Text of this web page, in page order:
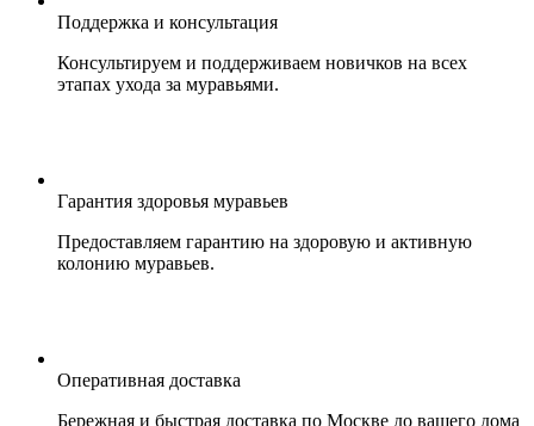
Поддержка и консультация
Консультируем и поддерживаем новичков на всех
этапах ухода за муравьями.
Гарантия здоровья муравьев
Предоставляем гарантию на здоровую и активную
колонию муравьев.
Оперативная доставка
Бережная и быстрая доставка по Москве до вашего дома